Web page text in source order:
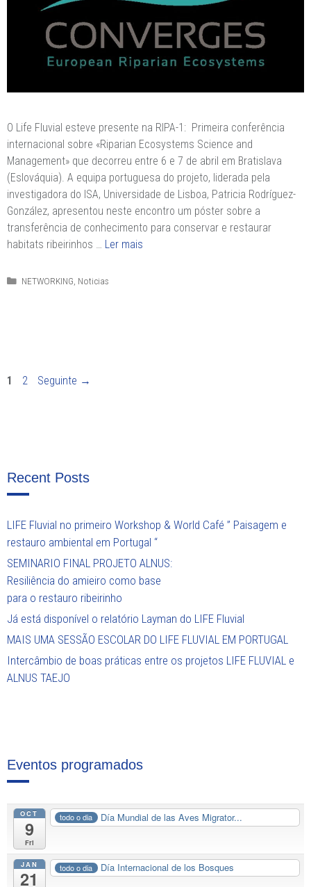
O Life Fluvial esteve presente na RIPA-1: Primeira conferência
internacional sobre «Riparian Ecosystems Science and
Management» que decorreu entre 6 e 7 de abril em Bratislava
(Eslováquia). A equipa portuguesa do projeto, liderada pela
investigadora do ISA, Universidade de Lisboa, Patricia Rodríguez-
González, apresentou neste encontro um póster sobre a
transferência de conhecimento para conservar e restaurar
habitats ribeirinhos … Ler mais
Categorias
NETWORKING Noticias
Página
1 Página
2 Seguinte →
Recent Posts
LIFE Fluvial no primeiro Workshop & World Café ” Paisagem e
restauro ambiental em Portugal “
SEMINARIO FINAL PROJETO ALNUS:
Resiliência do amieiro como base
para o restauro ribeirinho
Já está disponível o relatório Layman do LIFE Fluvial
MAIS UMA SESSÃO ESCOLAR DO LIFE FLUVIAL EM PORTUGAL
Intercâmbio de boas práticas entre os projetos LIFE FLUVIAL e
ALNUS TAEJO
Eventos programados
OCT
9
Fri
todo o dia Día Mundial de las Aves Migrator...
JAN
21
todo o dia Día Internacional de los Bosques